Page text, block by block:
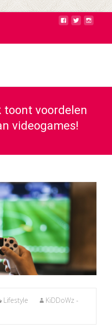
toont voordelen
videogames!
Lifestyle
KiDDoWz -